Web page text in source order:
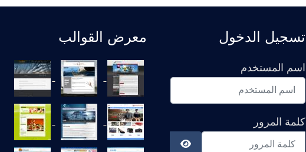
تسجيل الدخول
اسم المستخدم
كلمة المرور
معرض القوالب